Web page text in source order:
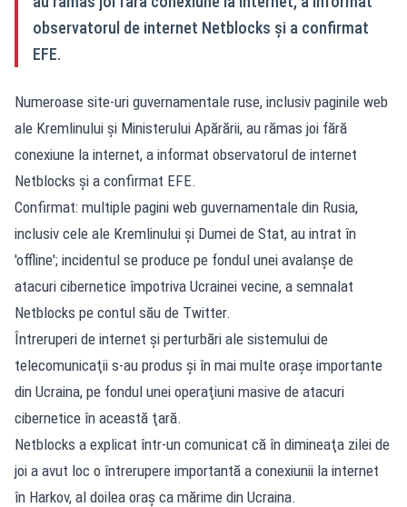
observatorul de internet Netblocks şi a confirmat
EFE.
Numeroase site-uri guvernamentale ruse, inclusiv paginile web
ale Kremlinului şi Ministerului Apărării, au rămas joi fără
conexiune la internet, a informat observatorul de internet
Netblocks şi a confirmat EFE.
Confirmat: multiple pagini web guvernamentale din Rusia,
inclusiv cele ale Kremlinului şi Dumei de Stat, au intrat în
'offline'; incidentul se produce pe fondul unei avalanşe de
atacuri cibernetice împotriva Ucrainei vecine, a semnalat
Netblocks pe contul său de Twitter.
Întreruperi de internet şi perturbări ale sistemului de
telecomunicaţii s-au produs şi în mai multe oraşe importante
din Ucraina, pe fondul unei operaţiuni masive de atacuri
cibernetice în această ţară.
Netblocks a explicat într-un comunicat că în dimineaţa zilei de
joi a avut loc o întrerupere importantă a conexiunii la internet
în Harkov, al doilea oraş ca mărime din Ucraina.